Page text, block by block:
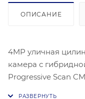
ОПИСАНИЕ
4MP уличная
камера с
Progressive Scan